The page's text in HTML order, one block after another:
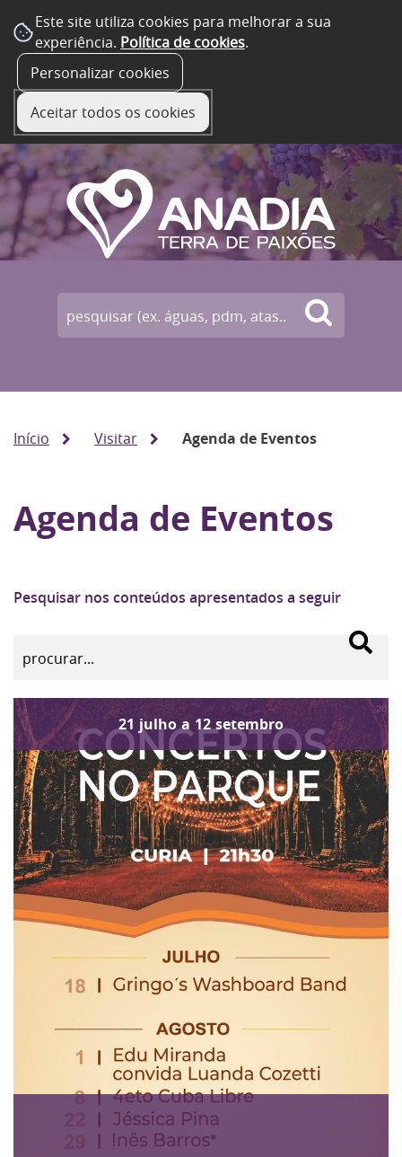
Este site utiliza cookies para melhorar a sua
experiência. Política de cookies.
Personalizar cookies
Aceitar todos os cookies
Início Visitar Agenda de Eventos
Agenda de Eventos
Pesquisar nos conteúdos apresentados a seguir
21 julho a 12 setembro